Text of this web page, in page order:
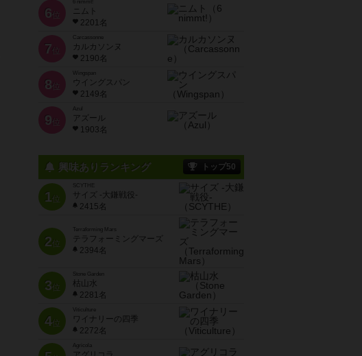
6 位
ニムト
2201名
7 位
Carcassonne
カルカソンヌ
2190名
8 位
Wingspan
ウイングスパン
2149名
9 位
Azul
アズール
1903名
興味ありランキング トップ50
1位
SCYTHE
サイズ -大鎌戦役-
2415名
2位
Terraforming Mars
テラフォーミングマーズ
2394名
3位
Stone Garden
枯山水
2281名
4位
Viticulture
ワイナリーの四季
2272名
Agricola